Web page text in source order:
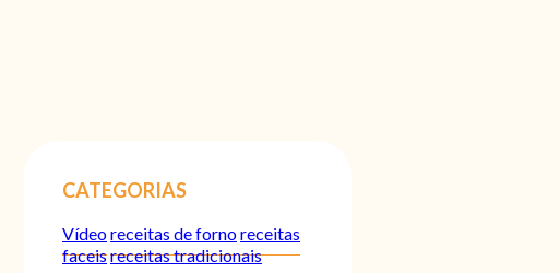
CATEGORIAS
Vídeoreceitas de fornoreceitas
faceisreceitas tradicionais